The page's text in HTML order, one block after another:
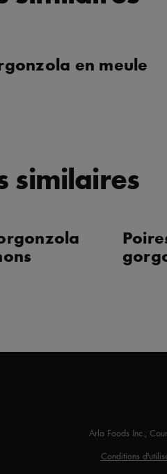
en meule
similaires
Arla Foods Inc.,
Conditions